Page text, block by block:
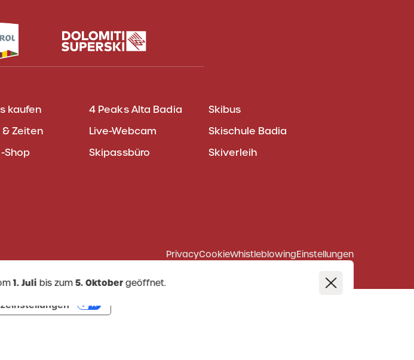
1. Juli bis zum 5. Oktobergeöffnet.
kaufen
& Zeiten
Shop
4 Peaks Alta Badia
Live-Webcam
Skipassbüro
Skibus
Skischule Badia
Skiverleih
PrivacyCookieWhistleblowingEinstellungen